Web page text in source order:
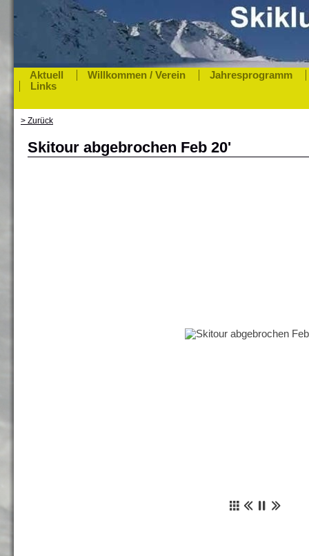
Aktuell Willkommen / Verein
Jahresprogramm
Links
> Zurück
Skitour abgebrochen Feb 20'